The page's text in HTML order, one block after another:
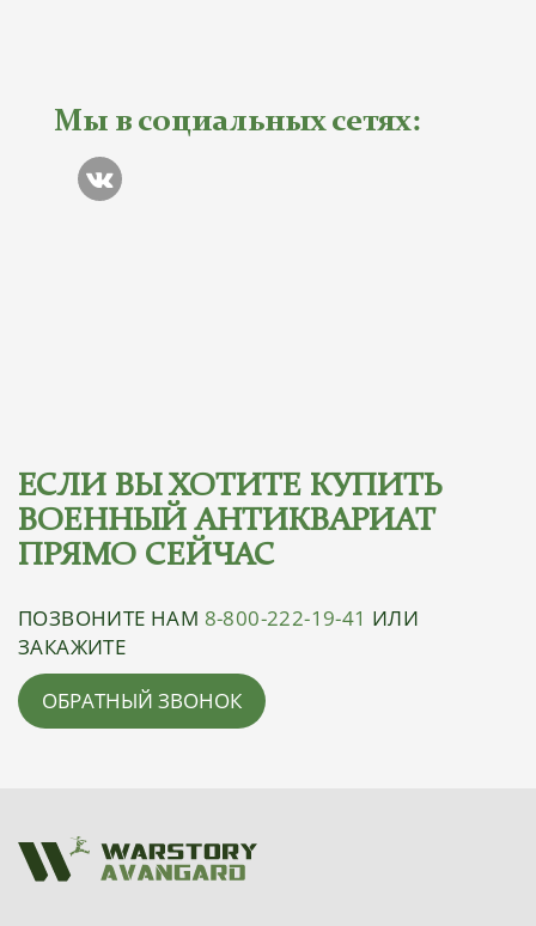
Мы в социальных сетях:
ЕСЛИ ВЫ ХОТИТЕ КУПИТЬ
ВОЕННЫЙ АНТИКВАРИАТ
ПРЯМО СЕЙЧАС
ПОЗВОНИТЕ НАМ 8-800-222-19-41 ИЛИ
ЗАКАЖИТЕ
ОБРАТНЫЙ ЗВОНОК